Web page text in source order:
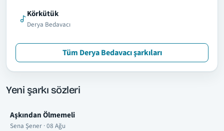
Körkütük
Derya Bedavacı
Tüm Derya Bedavacı şarkıları
Yeni şarkı sözleri
Aşkından Ölmemeli
Sena Şener · 08 Ağu